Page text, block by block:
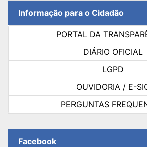
Informação para o Cidadão
PORTAL DA
DIÁRIO OFICIAL
LGPD
OUVIDORIA / E-
PERGUNTAS
Facebook